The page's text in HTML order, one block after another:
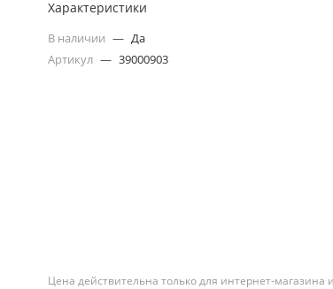
Характеристики
В наличии — Да
Артикул — 39000903
Цена действительна только для интернет-